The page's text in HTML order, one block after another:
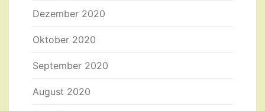
Dezember 2020
Oktober 2020
September 2020
August 2020